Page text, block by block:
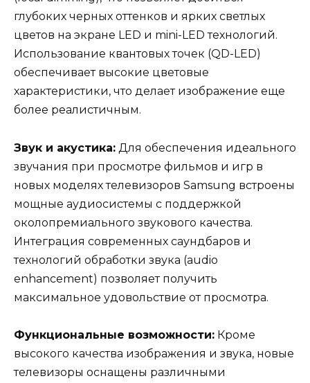
глубоких черных оттенков и ярких светлых
цветов на экране LED и mini-LED технологий.
Использование квантовых точек (QD-LED)
обеспечивает высокие цветовые
характеристики, что делает изображение еще
более реалистичным.
Звук и акустика: Для обеспечения идеального
звучания при просмотре фильмов и игр в
новых моделях телевизоров Samsung встроены
мощные аудиосистемы с поддержкой
околопремиального звукового качества.
Интеграция современных саундбаров и
технологий обработки звука (audio
enhancement) позволяет получить
максимальное удовольствие от просмотра.
Функциональные возможности: Кроме
высокого качества изображения и звука, новые
телевизоры оснащены различными